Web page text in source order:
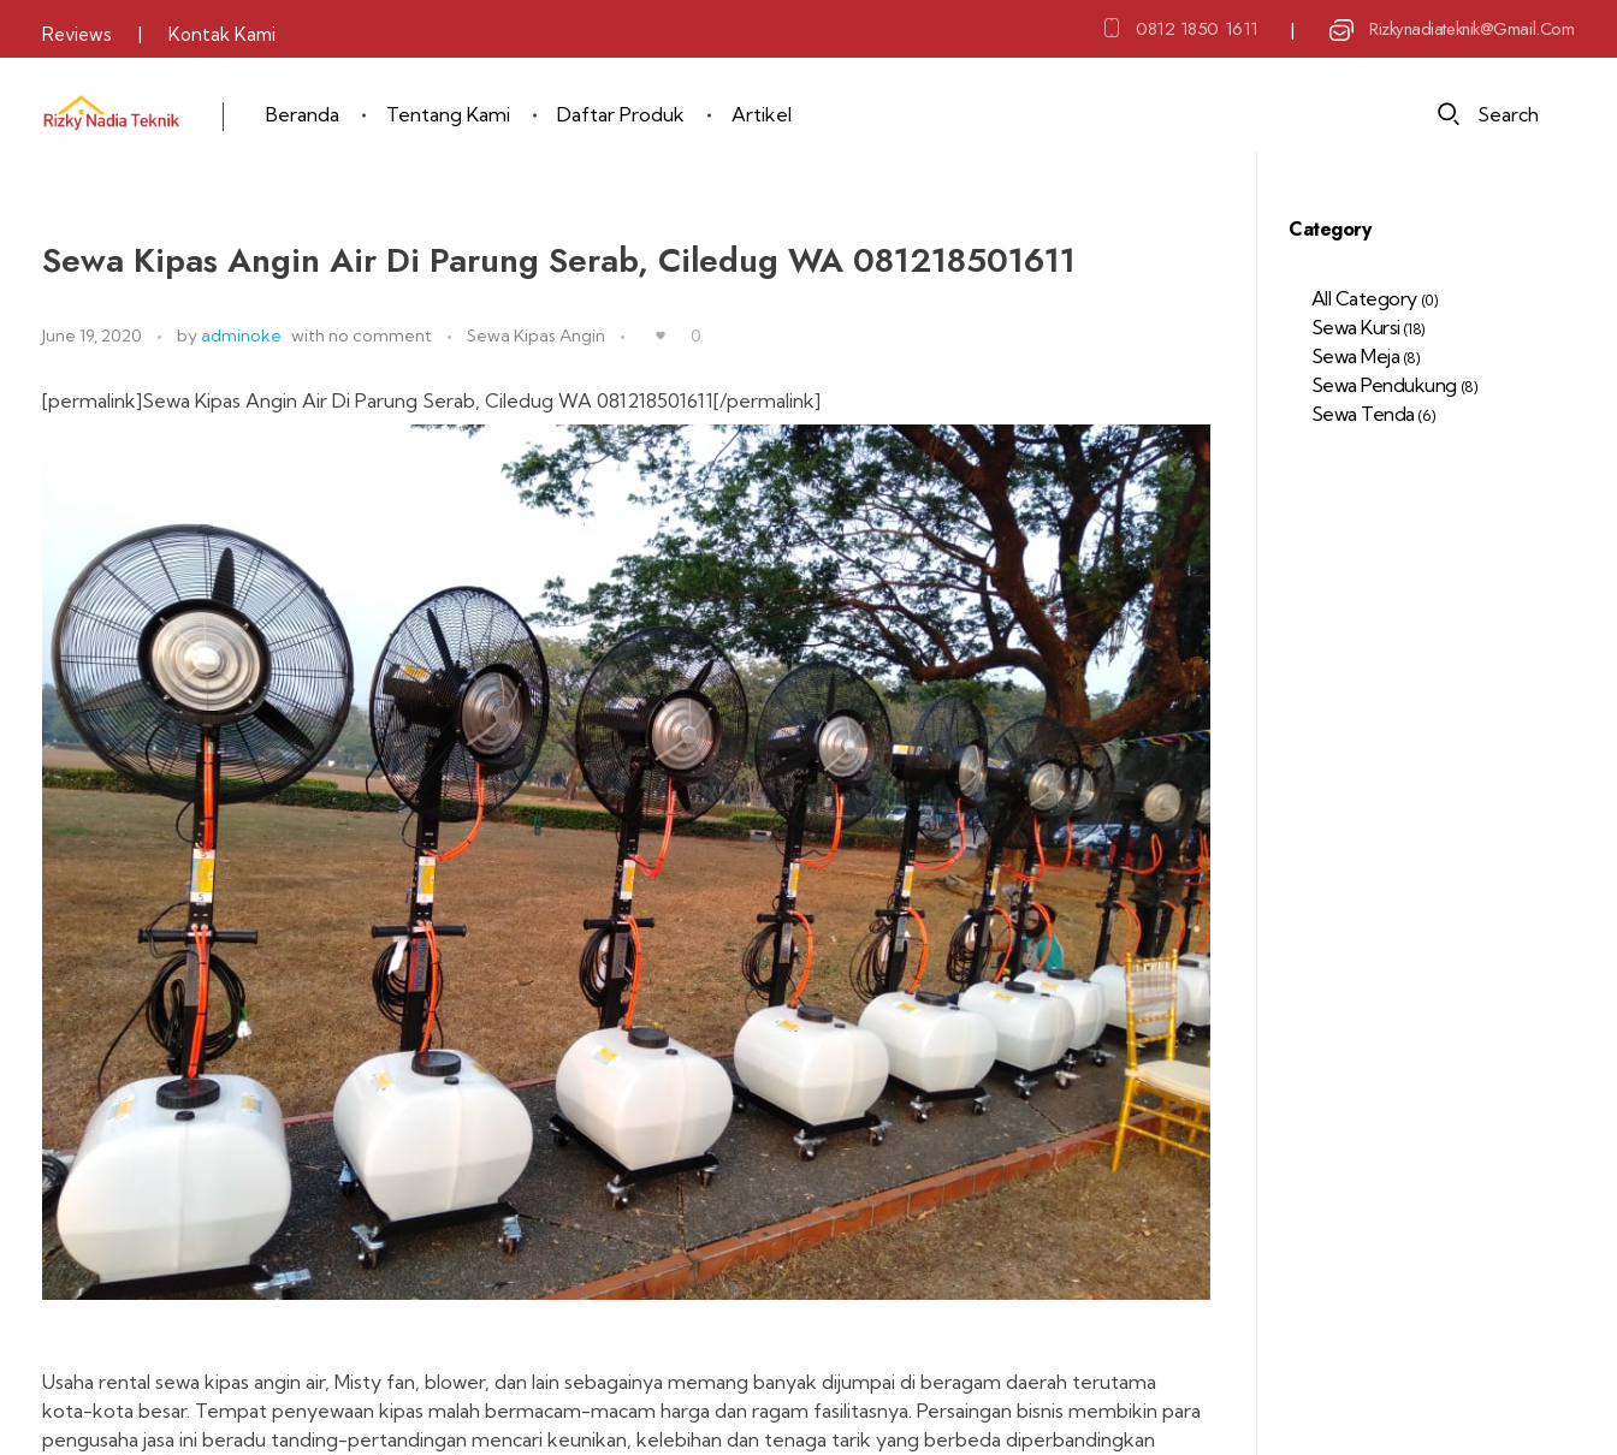
Reviews | Kontak Kami 0812 1850 1611 | Rizkynadiateknik@gmail.com
Beranda Tentang Kami Daftar Produk Artikel Search
Sewa Kipas Angin Air Di Parung Serab, Ciledug WA 081218501611
June 19, 2020 byadminoke with no comment Sewa Kipas Angin 0
[permalink]Sewa Kipas Angin Air Di Parung Serab, Ciledug WA 081218501611[/permalink]
Usaha rental sewa kipas angin air, Misty fan, blower, dan lain sebagainya memang banyak dijumpai di beragam daerah terutama
kota-kota besar. Tempat penyewaan kipas malah bermacam-macam harga dan ragam fasilitasnya. Persaingan bisnis membikin para
pengusaha jasa ini beradu tanding-pertandingan mencari keunikan, kelebihan dan tenaga tarik yang berbeda diperbandingkan
Category
All Category (0)
Sewa Kursi (18)
Sewa Meja (8)
Sewa Pendukung (8)
Sewa Tenda (6)